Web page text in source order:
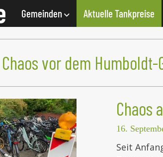
Gemeinden Aktuelle Tankpreise
Chaos vor dem Humboldt-
Chaos
16.
Seit